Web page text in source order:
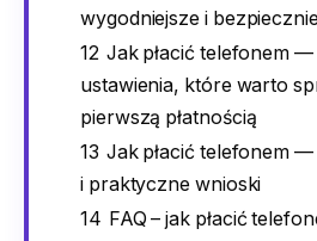
wygodniejsze i
12 Jak płacić telefonem
ustawienia, które warto
pierwszą płatnością
13 Jak płacić telefonem
i praktyczne wnioski
14 FAQ – jak płacić